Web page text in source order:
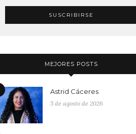
MEJORES POSTS
Astrid Cáceres
5 de agosto de 2026